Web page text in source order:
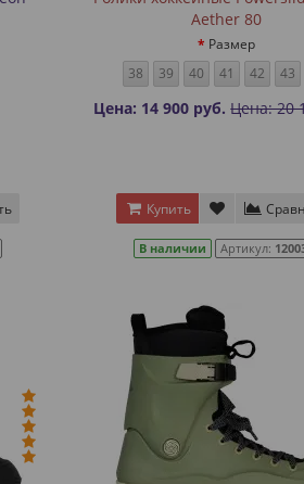
Aether 80
Размер
38
39 40 41 42 43
Цена: 14 900 руб. Цена: 20
Купить
В наличии Артикул: